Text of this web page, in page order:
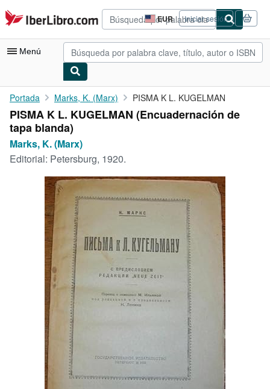
Pasar al contenido principal
IberLibro.com EUR
Preferencias
de
compra
del
Iniciar sesión
Menú
Mi cuenta
Consultar mis pedidos
Búsqueda avanzada
Colecciones
Libros antiguos
Arte y coleccionismo
Vendedores
Comenzar a vender
Portada Marks, K. (Marx) PISMA K L. KUGELMAN
PISMA K L. KUGELMAN (Encuadernación de
tapa blanda)
Marks, K. (Marx)
Editorial: Petersburg, 1920.